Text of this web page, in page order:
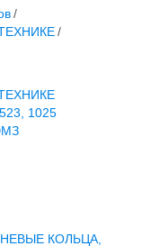
ТЕХНИКЕ
РВД И ДРУГОЕ
/
/
1025
КОЛЬЦА,